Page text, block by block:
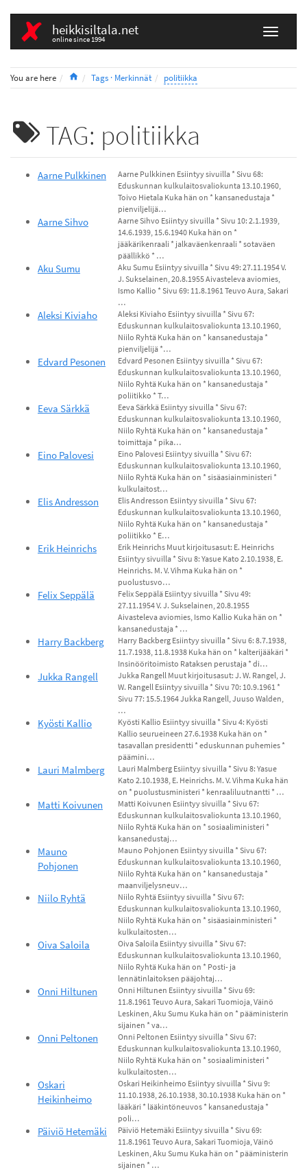
heikkisiltala.net
online since 1994
You are here HomeTags · Merkinnät politiikka
TAG: politiikka
Aarne Pulkkinen
Aarne Pulkkinen Esiintyy sivuilla * Sivu 68:
Eduskunnan kulkulaitosvaliokunta 13.10.1960,
Toivo Hietala Kuka hän on * kansanedustaja *
pienviljelijä…
Aarne Sihvo
Aarne Sihvo Esiintyy sivuilla * Sivu 10: 2.1.1939,
14.6.1939, 15.6.1940 Kuka hän on *
jääkärikenraali * jalkaväenkenraali * sotaväen
päällikkö * …
Aku Sumu
Aku Sumu Esiintyy sivuilla * Sivu 49: 27.11.1954 V.
J. Sukselainen, 20.8.1955 Aivasteleva aviomies,
Ismo Kallio * Sivu 69: 11.8.1961 Teuvo Aura, Sakari
…
Aleksi Kiviaho
Aleksi Kiviaho Esiintyy sivuilla * Sivu 67:
Eduskunnan kulkulaitosvaliokunta 13.10.1960,
Niilo Ryhtä Kuka hän on * kansanedustaja *
pienviljelijä *…
Edvard Pesonen
Edvard Pesonen Esiintyy sivuilla * Sivu 67:
Eduskunnan kulkulaitosvaliokunta 13.10.1960,
Niilo Ryhtä Kuka hän on * kansanedustaja *
poliitikko * T…
Eeva Särkkä
Eeva Särkkä Esiintyy sivuilla * Sivu 67:
Eduskunnan kulkulaitosvaliokunta 13.10.1960,
Niilo Ryhtä Kuka hän on * kansanedustaja *
toimittaja * pika…
Eino Palovesi
Eino Palovesi Esiintyy sivuilla * Sivu 67:
Eduskunnan kulkulaitosvaliokunta 13.10.1960,
Niilo Ryhtä Kuka hän on * sisäasiainministeri *
kulkulaitost…
Elis Andresson
Elis Andresson Esiintyy sivuilla * Sivu 67:
Eduskunnan kulkulaitosvaliokunta 13.10.1960,
Niilo Ryhtä Kuka hän on * kansanedustaja *
poliitikko * E…
Erik Heinrichs
Erik Heinrichs Muut kirjoitusasut: E. Heinrichs
Esiintyy sivuilla * Sivu 8: Yasue Kato 2.10.1938, E.
Heinrichs. M. V. Vihma Kuka hän on *
puolustusvo…
Felix Seppälä
Felix Seppälä Esiintyy sivuilla * Sivu 49:
27.11.1954 V. J. Sukselainen, 20.8.1955
Aivasteleva aviomies, Ismo Kallio Kuka hän on *
kansanedustaja * …
Harry Backberg
Harry Backberg Esiintyy sivuilla * Sivu 6: 8.7.1938,
11.7.1938, 11.8.1938 Kuka hän on * kalterijääkäri *
Insinööritoimisto Rataksen perustaja * di…
Jukka Rangell
Jukka Rangell Muut kirjoitusasut: J. W. Rangel, J.
W. Rangell Esiintyy sivuilla * Sivu 70: 10.9.1961 *
Sivu 77: 15.5.1964 Jukka Rangell, Juuso Walden,
…
Kyösti Kallio
Kyösti Kallio Esiintyy sivuilla * Sivu 4: Kyösti
Kallio seurueineen 27.6.1938 Kuka hän on *
tasavallan presidentti * eduskunnan puhemies *
päämini…
Lauri Malmberg
Lauri Malmberg Esiintyy sivuilla * Sivu 8: Yasue
Kato 2.10.1938, E. Heinrichs. M. V. Vihma Kuka hän
on * puolustusministeri * kenraaliluutnantti * …
Matti Koivunen
Matti Koivunen Esiintyy sivuilla * Sivu 67:
Eduskunnan kulkulaitosvaliokunta 13.10.1960,
Niilo Ryhtä Kuka hän on * sosiaaliministeri *
kansanedustaj…
Mauno
Pohjonen
Mauno Pohjonen Esiintyy sivuilla * Sivu 67:
Eduskunnan kulkulaitosvaliokunta 13.10.1960,
Niilo Ryhtä Kuka hän on * kansanedustaja *
maanviljelysneuv…
Niilo Ryhtä
Niilo Ryhtä Esiintyy sivuilla * Sivu 67:
Eduskunnan kulkulaitosvaliokunta 13.10.1960,
Niilo Ryhtä Kuka hän on * sisäasiainministeri *
kulkulaitosten…
Oiva Saloila
Oiva Saloila Esiintyy sivuilla * Sivu 67:
Eduskunnan kulkulaitosvaliokunta 13.10.1960,
Niilo Ryhtä Kuka hän on * Posti- ja
lennätinlaitoksen pääjohtaj…
Onni Hiltunen
Onni Hiltunen Esiintyy sivuilla * Sivu 69:
11.8.1961 Teuvo Aura, Sakari Tuomioja, Väinö
Leskinen, Aku Sumu Kuka hän on * pääministerin
sijainen * va…
Onni Peltonen
Onni Peltonen Esiintyy sivuilla * Sivu 67:
Eduskunnan kulkulaitosvaliokunta 13.10.1960,
Niilo Ryhtä Kuka hän on * sosiaaliministeri *
kulkulaitosten…
Oskari
Heikinheimo
Oskari Heikinheimo Esiintyy sivuilla * Sivu 9:
11.10.1938, 26.10.1938, 30.10.1938 Kuka hän on *
lääkäri * lääkintöneuvos * kansanedustaja *
poli…
Päiviö Hetemäki
Päiviö Hetemäki Esiintyy sivuilla * Sivu 69:
11.8.1961 Teuvo Aura, Sakari Tuomioja, Väinö
Leskinen, Aku Sumu Kuka hän on * pääministerin
sijainen * …